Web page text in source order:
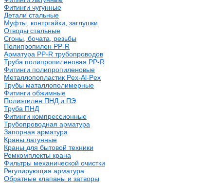
Фитинги чугунные
Детали стальные
Муфты, контргайки, заглушки
Отводы стальные
Сгоны, бочата, резьбы
Полипропилен PP-R
Арматура PP-R трубопроводов
Труба полипропиленовая PP-R
Фитинги полипропиленовые
Металлопопластик Pex-Al-Pex
Трубы маталлополимерные
Фитинги обжимные
Полиэтилен ПНД и ПЭ
Труба ПНД
Фитинги компрессионные
Трубопроводная арматура
Запорная арматура
Краны латунные
Краны для бытовой техники
Ремкомплекты крана
Фильтры механической очистки
Регулирующая арматура
Обратные клапаны и затворы